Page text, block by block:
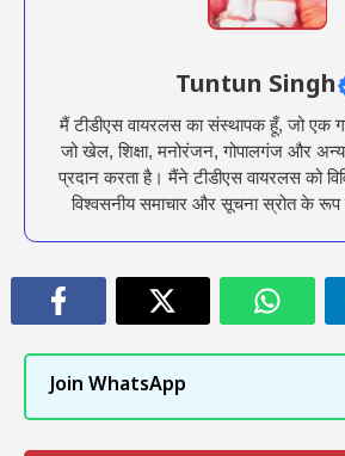
Tuntun Singh
मैं टीडीएस वायरलस का संस्थापक हूँ, जो एक
जो खेल, शिक्षा, मनोरंजन, गोपालगंज और अन्य
प्रदान करता है। मैंने टीडीएस वायरलस को
विश्वसनीय समाचार और सूचना स्रोत के रूप
Join WhatsApp